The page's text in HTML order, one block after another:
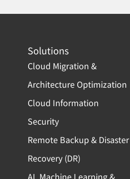
Solutions
Cloud Migration &
Architecture Optimization
Cloud Information
Security
Remote Backup & Disaster
Recovery (DR)
AI, Machine Learning &